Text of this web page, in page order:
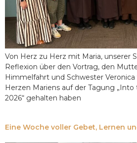
Von Herz zu Herz mit Maria, unserer
Reflexion über den Vortrag, den
Himmelfahrt und Schwester
Herzen Mariens auf der Tagung „Into
2026“ gehalten haben
Eine Woche voller Gebet, Lernen